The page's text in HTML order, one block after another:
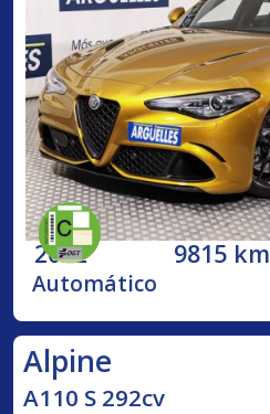
2022 9815 km
Automático
Alpine
A110 S 292cv